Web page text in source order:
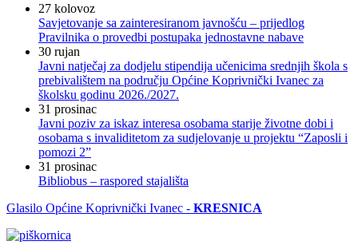
27 kolovoz
Savjetovanje sa zainteresiranom javnošću – prijedlog
Pravilnika o provedbi postupaka jednostavne nabave
30 rujan
Javni natječaj za dodjelu stipendija učenicima srednjih škola s
prebivalištem na području Općine Koprivnički Ivanec za
školsku godinu 2026./2027.
31 prosinac
Javni poziv za iskaz interesa osobama starije životne dobi i
osobama s invaliditetom za sudjelovanje u projektu “Zaposli i
pomozi 2”
31 prosinac
Bibliobus – raspored stajališta
Glasilo Općine Koprivnički Ivanec - KRESNICA